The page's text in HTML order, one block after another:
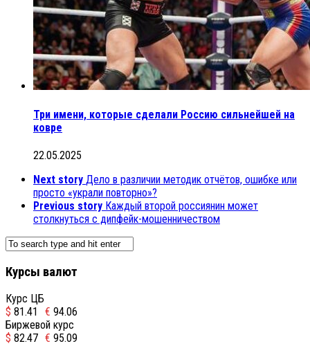
Три имени, которые сделали Россию сильнейшей на
ковре
22.05.2025
Next story Дело в различии методик отчётов, ошибке или
просто «украли повторно»?
Previous story Каждый второй россиянин может
столкнуться с дипфейк-мошенничеством
Курсы валют
Курс ЦБ
$ 81.41 € 94.06
Биржевой курс
$ 82.47 € 95.09